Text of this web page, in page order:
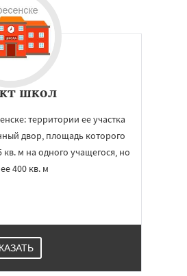
школ
территории ее участка
двор, площадь которого
кв. м на одного учащегося, но
400 кв. м